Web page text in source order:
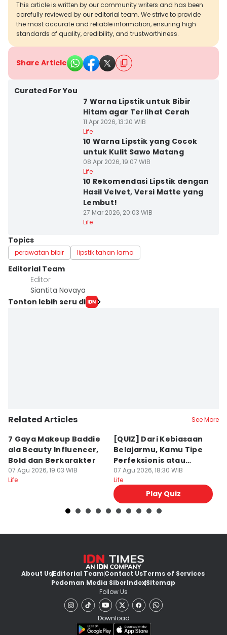
This article is written by our community writers and has been
carefully reviewed by our editorial team. We strive to provide
the most accurate and reliable information, ensuring high
standards of quality, credibility, and trustworthiness.
Share Article
Curated For You
7 Warna Lipstik untuk Bibir
Hitam agar Terlihat Cerah
11 Apr 2026, 13:20 WIB
Life
10 Warna Lipstik yang Cocok
untuk Kulit Sawo Matang
08 Apr 2026, 19:07 WIB
Life
10 Rekomendasi Lipstik dengan
Hasil Velvet, Versi Matte yang
Lembut!
27 Mar 2026, 20:03 WIB
Life
Topics
perawatan bibir lipstik tahan lama
Editorial Team
Editor
Siantita Novaya
Tonton lebih seru di
Related Articles See More
7 Gaya Makeup Baddie
ala Beauty Influencer,
Bold dan Berkarakter
07 Agu 2026, 19:03 WIB
Life
[QUIZ] Dari Kebiasaan
Belajarmu, Kamu Tipe
Perfeksionis atau
Deadliner?
07 Agu 2026, 18:30 WIB
Life
Play Quiz
About UsEditorial TeamContact UsTerms of Services
Pedoman Media SiberIndexSitemap
Follow Us
Download